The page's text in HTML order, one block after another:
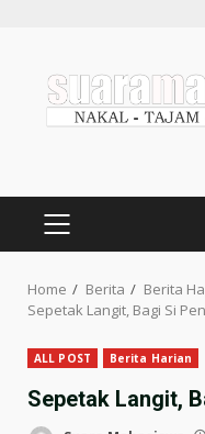
Home Berita
Berita
Sepetak Langit, Bagi Si
ALL POST Berita Harian
Sepetak Langit,